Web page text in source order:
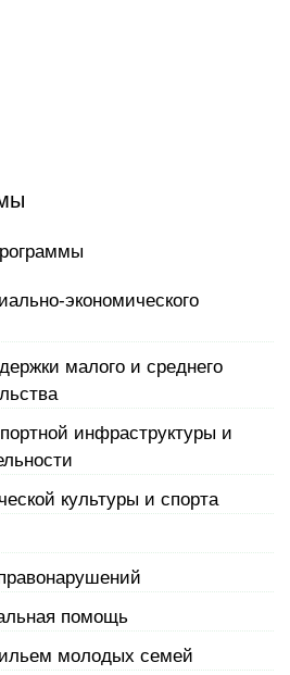
экономического
малого и среднего
инфраструктуры и
культуры и спорта
помощь
молодых семей